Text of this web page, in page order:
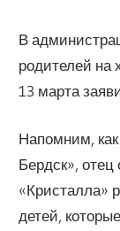
В
родителей на
13 марта
Напомним,
Бердск»,
«Кристалла»
детей,